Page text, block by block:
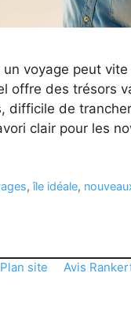
voyage peut
offre des trésors
difficile de
clair pour les
,île idéale,
Plan site Avis